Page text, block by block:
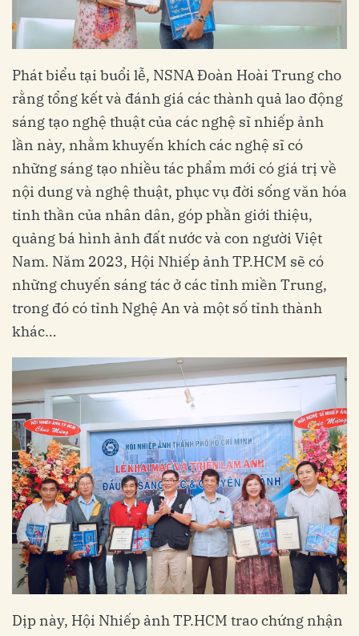
Phát biểu tại buổi lễ, NSNA Đoàn Hoài Trung cho
rằng tổng kết và đánh giá các thành quả lao động
sáng tạo nghệ thuật của các nghệ sĩ nhiếp ảnh
lần này, nhằm khuyến khích các nghệ sĩ có
những sáng tạo nhiều tác phẩm mới có giá trị về
nội dung và nghệ thuật, phục vụ đời sống văn hóa
tinh thần của nhân dân, góp phần giới thiệu,
quảng bá hình ảnh đất nước và con người Việt
Nam. Năm 2023, Hội Nhiếp ảnh TP.HCM sẽ có
những chuyến sáng tác ở các tỉnh miền Trung,
trong đó có tỉnh Nghệ An và một số tỉnh thành
khác…
Dịp này, Hội Nhiếp ảnh TP.HCM trao chứng nhận